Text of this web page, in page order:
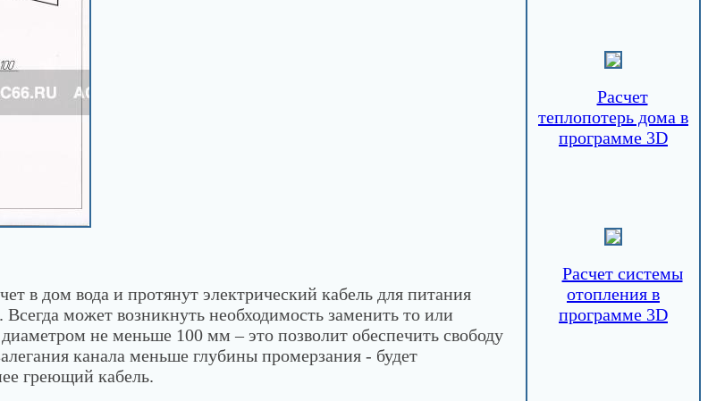
в дом вода и протянут электрический кабель для питания
может возникнуть необходимость заменить то или
не меньше 100 мм – это позволит обеспечить свободу
канала меньше глубины промерзания - будет
греющий кабель.
Расчет
теплопотерь дома в
программе 3D
Расчет системы
отопления в
программе 3D